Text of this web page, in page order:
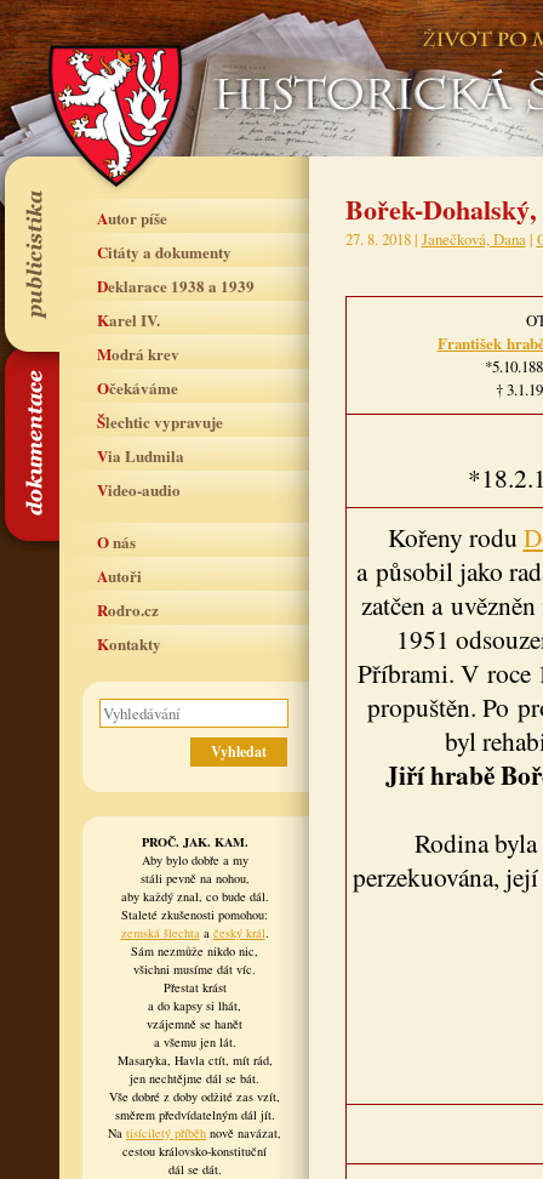
Autor píše
Citáty a dokumenty
Deklarace 1938 a 1939
Karel IV.
Modrá krev
Očekáváme
Šlechtic vypravuje
Via Ludmila
Video-audio
O nás
Autoři
Rodro.cz
Kontakty
PROČ. JAK. KAM.
Aby bylo dobře a my
stáli pevně na nohou,
aby každý znal, co bude dál.
Staleté zkušenosti pomohou:
zemská šlechtaa český král.
Sám nezmůže nikdo nic,
všichni musíme dát víc.
Přestat krást
a do kapsy si lhát,
vzájemně se hanět
a všemu jen lát.
Masaryka, Havla ctít, mít rád,
jen nechtějme dál se bát.
Vše dobré z doby odžité zas vzít,
směrem předvídatelným dál jít.
Na tisíciletý příběh nově navázat,
cestou královsko-konstituční
dál se dát.
Bořek-
27. 8. 2018 | Janečková, Dana|
František
†
Kořeny rodu
a působil jako
zatčen a
1951
Příbrami. V roce
propuštěn. Po
byl
Jiří hrabě
Rodina
perzekuována,